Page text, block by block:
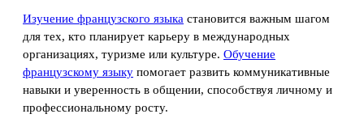
Изучение французского языка становится важным шагом
для тех, кто планирует карьеру в международных
организациях, туризме или культуре. Обучение
французскому языку помогает развить коммуникативные
навыки и уверенность в общении, способствуя личному и
профессиональному росту.